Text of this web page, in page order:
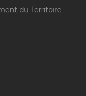
du Territoire